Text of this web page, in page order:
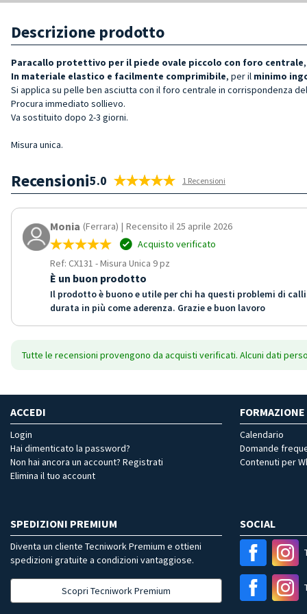
Descrizione prodotto
Paracallo protettivo per il piede ovale piccolo con foro centrale,
In materiale elastico e facilmente comprimibile, per il minimo
Si applica su pelle ben asciutta con il foro centrale in corrispondenza
Procura immediato sollievo.
Va sostituito dopo 2-3 giorni.
Misura unica.
Recensioni5.0 1 Recensioni
Monia (Ferrara) | Recensito il 25 aprile 2026
Acquisto verificato
Ref: CX131 -Misura Unica 9 pz
È un buon prodotto
Il prodotto è buono e utile per chi ha questi problemi di
durata in più come aderenza. Grazie e buon lavoro
Tutte le recensioni provengono da acquisti verificati. Alcuni dati
ACCEDI
Login
Hai dimenticato la password?
Non hai ancora un account? Registrati
Elimina il tuo account
FORMAZIONE
Calendario
Domande
Contenuti per
SPEDIZIONI PREMIUM
Diventa un cliente Tecniwork Premium e ottieni
spedizioni gratuite a condizioni vantaggiose.
Scopri Tecniwork Premium
SOCIAL